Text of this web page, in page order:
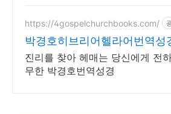
https://4gospelchurchbooks.com/
박경호히브리어헬라어번역성
진리를 찾아 헤매는 당신에게 전
무한 박경호번역성경